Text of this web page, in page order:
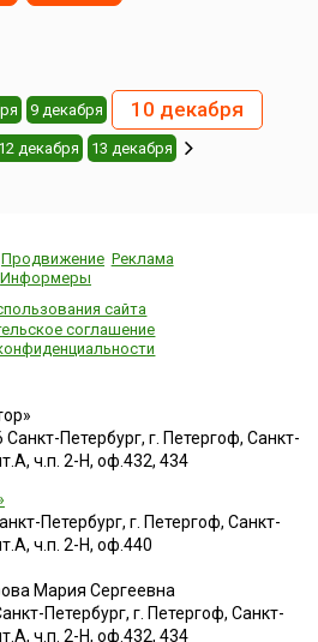
9 декабря 10 декабря
12 декабря 13 декабря
Продвижение Реклама
Информеры
сайта
соглашение
Петербург, г. Петергоф, Санкт-
ч.п. 2-Н, оф.432, 434
Петербург, г. Петергоф, Санкт-
ч.п. 2-Н, оф.440
Мария Сергеевна
Петербург, г. Петергоф, Санкт-
ч.п. 2-Н, оф.432, 434